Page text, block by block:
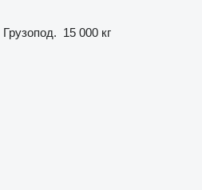
Грузопод. 15 000 кг